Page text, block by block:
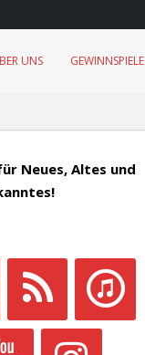
UNS GEWINNSPIELE
Neues, Altes und